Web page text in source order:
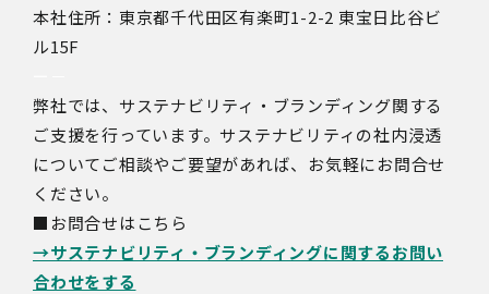
本社住所：東京都千代田区有楽町1-2-2 東宝日比谷ビ
ル15F
弊社では、サステナビリティ・ブランディング関する
ご支援を行っています。サステナビリティの社内浸透
についてご相談やご要望があれば、お気軽にお問合せ
ください。
■お問合せはこちら
→サステナビリティ・ブランディングに関するお問い
合わせをする